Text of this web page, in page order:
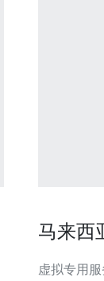
马来西
虚拟专用